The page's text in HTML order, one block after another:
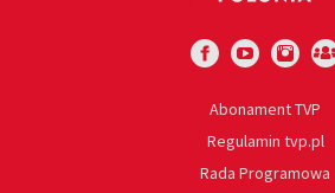
Abonament TVP
Regulamin tvp.pl
Rada Programowa